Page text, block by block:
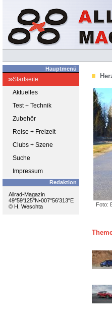
Hauptmenü
Startseite
Aktuelles
Test + Technik
Zubehör
Reise + Freizeit
Clubs + Szene
Suche
Impressum
Redaktion
Allrad-Magazin
49°59'125''N•007°56'313''E
© H. Weschta
Foto: